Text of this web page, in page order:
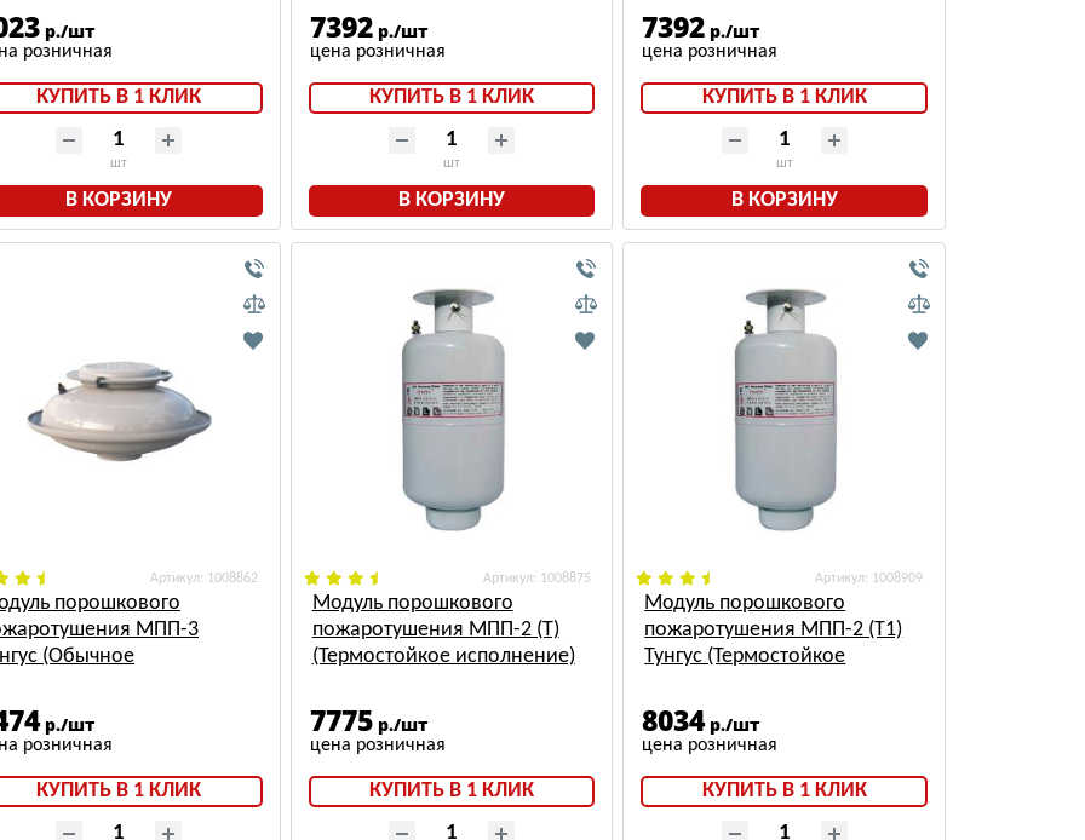
р./шт
КУПИТЬ В 1 КЛИК
шт
В КОРЗИНУ
газу)
7392 р./шт
КУПИТЬ В 1 КЛИК
шт
В КОРЗИНУ
7392 р./шт
КУПИТЬ В 1 КЛИК
шт
В КОРЗИНУ
: 1008862
порошкового
МПП-3
(Обычное
р./шт
КУПИТЬ В 1 КЛИК
: 1008875
Модуль порошкового
пожаротушения МПП-2 (Т)
(Термостойкое исполнение)
7775 р./шт
КУПИТЬ В 1 КЛИК
: 1008909
Модуль порошкового
пожаротушения МПП-2 (Т1)
Тунгус (Термостойкое
8034 р./шт
КУПИТЬ В 1 КЛИК